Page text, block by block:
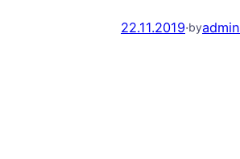
22.11.2019·byadmin